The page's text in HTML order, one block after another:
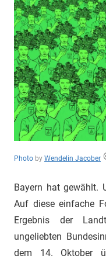
des
Untergangs",
"Hexenjagd",
"Das
Grauen"
und
"Spukschloss
Deutschland"
Photo by Wendelin Jacober
Bayern hat gewählt.
Auf diese einfache
Ergebnis der
ungeliebten
dem 14. Oktober